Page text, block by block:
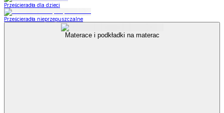
Prześcieradła dla dzieci
Prześcieradła nieprzepuszczalne
Materace i podkładki na materac